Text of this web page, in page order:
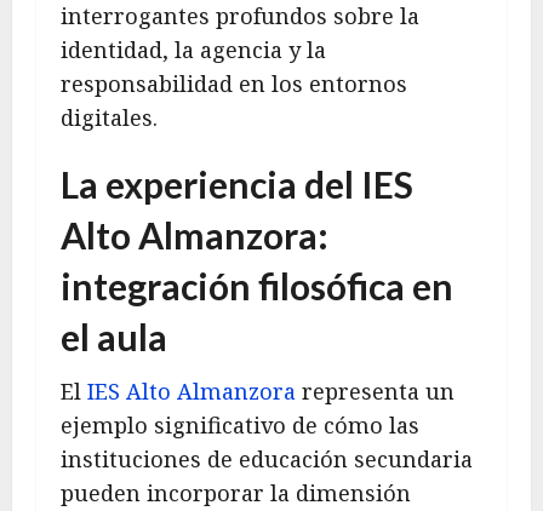
interrogantes profundos sobre la
identidad, la agencia y la
responsabilidad en los entornos
digitales.
La experiencia del IES
Alto Almanzora:
integración filosófica en
el aula
El IES Alto Almanzora representa un
ejemplo significativo de cómo las
instituciones de educación secundaria
pueden incorporar la dimensión